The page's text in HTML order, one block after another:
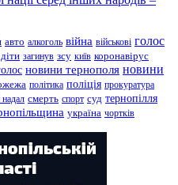
авто алкоголь війна військові голос
діти загинув зсу київ коронавірус
новини тернополя новини
політика поліція прокуратура
надал смерть спорт суд тернопілля
україна чортків